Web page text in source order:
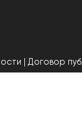
| Договор